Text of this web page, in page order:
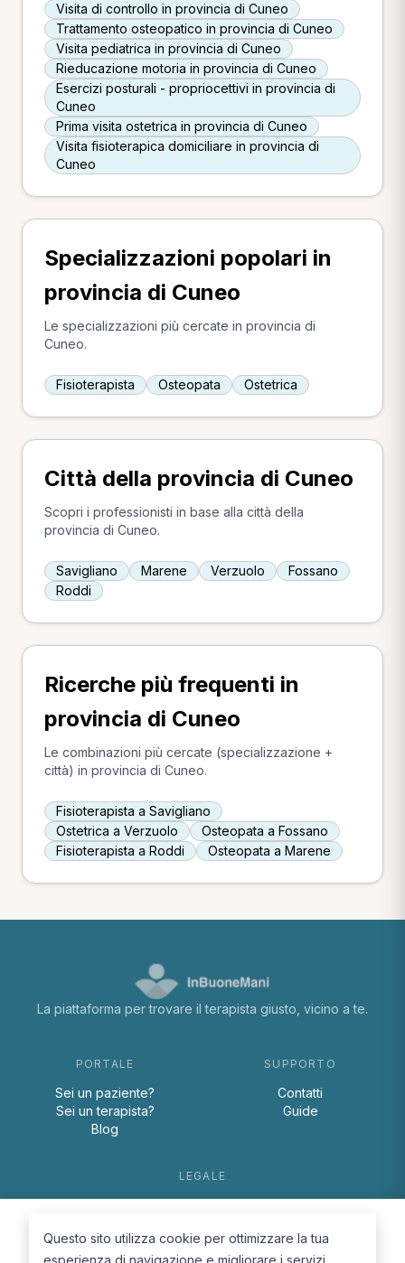
Visita di controllo in provincia di Cuneo
Trattamento osteopatico in provincia di Cuneo
Visita pediatrica in provincia di Cuneo
Rieducazione motoria in provincia di Cuneo
Esercizi posturali - propriocettivi in provincia di
Cuneo
Prima visita ostetrica in provincia di Cuneo
Visita fisioterapica domiciliare in provincia di
Cuneo
Specializzazioni popolari in
provincia di Cuneo
Le specializzazioni più cercate in provincia di
Cuneo.
Fisioterapista Osteopata Ostetrica
Città della provincia di Cuneo
Scopri i professionisti in base alla città della
provincia di Cuneo.
Savigliano Marene Verzuolo
Fossano
Roddi
Ricerche più frequenti in
provincia di Cuneo
Le combinazioni più cercate (specializzazione +
città) in provincia di Cuneo.
Fisioterapista a Savigliano
Ostetrica a Verzuolo
Osteopata a Fossano
Fisioterapista a Roddi
Osteopata a Marene
La piattaforma per trovare il terapista giusto, vicino a te.
PORTALE
Sei un paziente?
Sei un terapista?
Blog
SUPPORTO
Contatti
Guide
LEGALE
Cookie Policy
Questo sito utilizza cookie per ottimizzare la tua
esperienza di navigazione e migliorare i servizi